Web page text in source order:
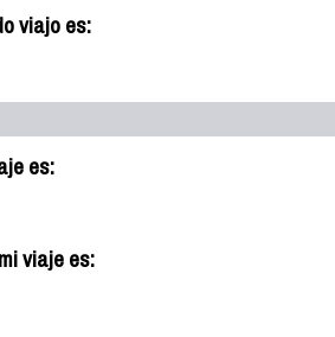
viajo es:
es:
viaje es: